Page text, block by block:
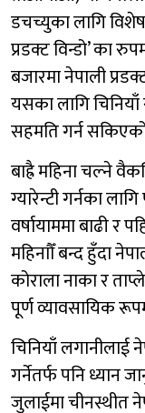
डचच्युका लागि विशेष
प्रडक्ट विन्डो’ का
बजारमा नेपाली
यसका लागि
सहमति गर्न
बाह्रै महिना चल्ने
ग्यारेन्टी गर्नका
वर्षायाममा बाढी र
महिनाौँ बन्द हुँदा
कोराला नाका र
पूर्ण व्यावसायिक
चिनियाँ लगानीलाई
गर्नेतर्फ पनि ध्यान
जुलाईमा चीनस्थीत